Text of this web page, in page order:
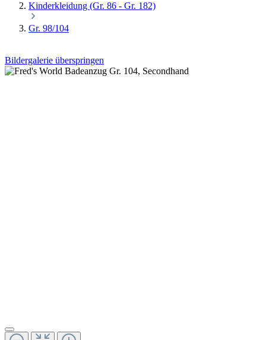
Kinderkleidung (Gr. 86 - Gr. 182)
Gr. 98/104
Bildergalerie überspringen